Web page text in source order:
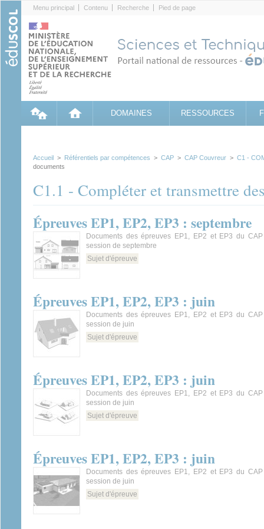
Menu principal Contenu Recherche Pied de page
DOMAINES RESSOURCES
Accueil > Référentiels par compétences > CAP > CAP Couvreur > C1 -
documents
C1.1 - Compléter et transmettre
Épreuves EP1, EP2, EP3 : septembre
Documents des épreuves EP1, EP2 et EP3 du
session de septembre
Sujet d'épreuve
Épreuves EP1, EP2, EP3 : juin
Documents des épreuves EP1, EP2 et EP3 du
session de juin
Sujet d'épreuve
Épreuves EP1, EP2, EP3 : juin
Documents des épreuves EP1, EP2 et EP3 du
session de juin
Sujet d'épreuve
Épreuves EP1, EP2, EP3 : juin
Documents des épreuves EP1, EP2 et EP3 du
session de juin
Sujet d'épreuve